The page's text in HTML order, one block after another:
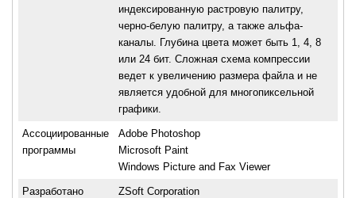
индексированную растровую палитру,
черно-белую палитру, а также альфа-
каналы. Глубина цвета может быть 1, 4, 8
или 24 бит. Сложная схема компрессии
ведет к увеличению размера файла и не
является удобной для многопиксельной
графики.
Ассоциированные
программы
Adobe Photoshop
Microsoft Paint
Windows Picture and Fax Viewer
Разработано ZSoft Corporation